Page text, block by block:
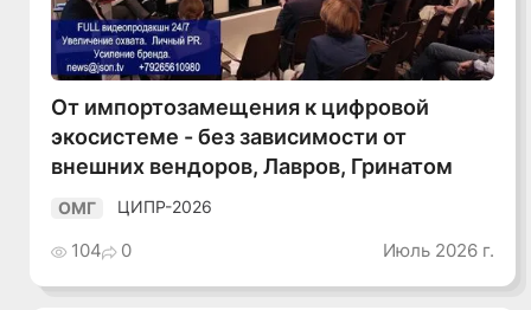
От импортозамещения к цифровой
экосистеме - без зависимости от
внешних вендоров, Лавров, Гринатом
ОМГ ЦИПР-2026
104 0 Июль 2026 г.